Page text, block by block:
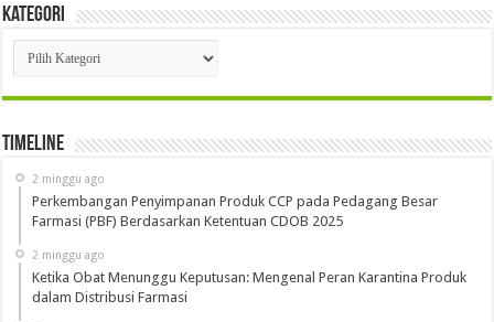
Kategori
Kategori
Timeline
2 minggu ago
Perkembangan Penyimpanan Produk CCP pada Pedagang Besar
Farmasi (PBF) Berdasarkan Ketentuan CDOB 2025
2 minggu ago
Ketika Obat Menunggu Keputusan: Mengenal Peran Karantina Produk
dalam Distribusi Farmasi